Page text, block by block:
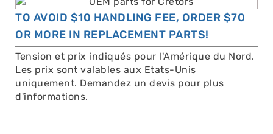
TO AVOID $10 HANDLING FEE, ORDER $70
OR MORE IN REPLACEMENT PARTS!
Tension et prix indiqués pour l'Amérique du Nord.
Les prix sont valables aux Etats-Unis
uniquement. Demandez un devis pour plus
d'informations.